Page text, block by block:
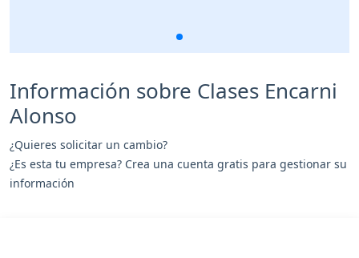
Información sobre Clases Encarni
Alonso
¿Quieres solicitar un cambio?
¿Es esta tu empresa? Crea una cuenta gratis para gestionar su
información